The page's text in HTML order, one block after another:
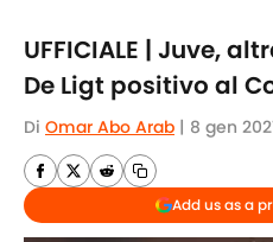
UFFICIALE | Juve,
De Ligt positivo al
Di Omar Abo Arab | 8 gen
Add us as a